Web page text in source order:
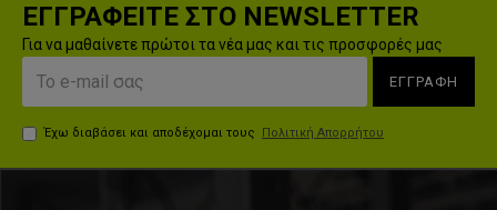
ΕΓΓΡΑΦΕΙΤΕ ΣΤΟ NEWSLETTER
Για να μαθαίνετε πρώτοι τα νέα μας και τις προσφορές μας
ΕΓΓΡΑΦΗ
Έχω διαβάσει και αποδέχομαι τους Πολιτική Απορρήτου